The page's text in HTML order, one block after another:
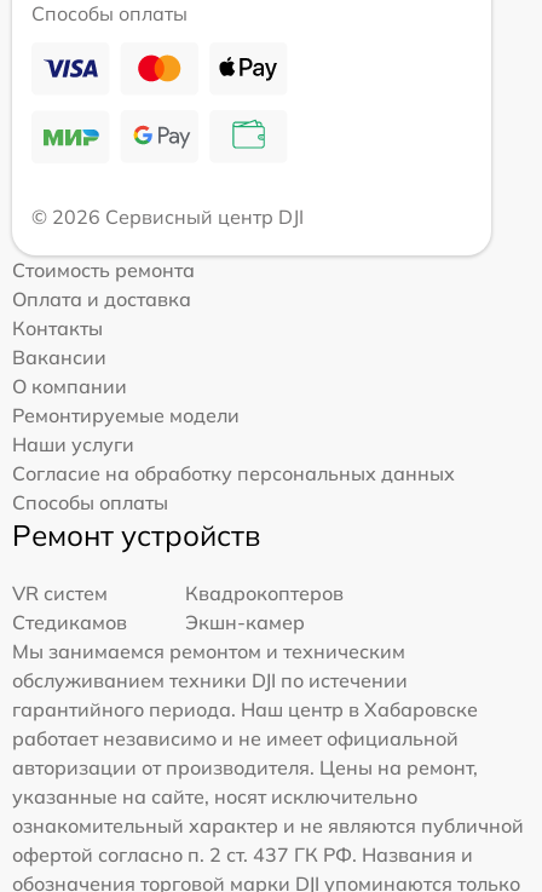
Способы оплаты
© 2026 Сервисный центр DJI
Стоимость ремонта
Оплата и доставка
Контакты
Вакансии
О компании
Ремонтируемые модели
Наши услуги
Согласие на обработку персональных данных
Способы оплаты
Ремонт устройств
VR систем
Квадрокоптеров
Стедикамов
Экшн-камер
Мы занимаемся ремонтом и техническим
обслуживанием техники DJI по истечении
гарантийного периода. Наш центр в Хабаровске
работает независимо и не имеет официальной
авторизации от производителя. Цены на ремонт,
указанные на сайте, носят исключительно
ознакомительный характер и не являются публичной
офертой согласно п. 2 ст. 437 ГК РФ. Названия и
обозначения торговой марки DJI упоминаются только